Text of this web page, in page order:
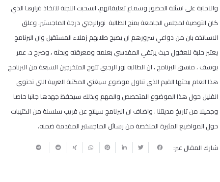
والاجابة على اسئلة الحضور وسماع تعليقاتهم، انسحبت اللجنة لاتخاذ قرارها الذي
كان التوصية لمجلس الجامعة بمنح الطالبة نورالرجبي درجة الماجستير. وعلق
الاساتذه بان من دواعي سرورهم ان يصبح طلابهم زملاء المستقبل وان البرنامج
يعتبر حلبة للعقول حيث يرتقي المقدسي بعلمه ومعرقته وبحثه ، وصرح د. عمر
يوسف ، منسق البرنامج ، ان الطالبه نور الرجبي تتوج المتخرجين السبعة من البرنامج
هذا العام ببحثها القيم الذي تناول موضوع سيغني المكتبة العربية التي تحتوي
القليل حول هذا الموضوع المتخصص والمهم وبذلك سيحفظ جهدها جانبا خاصا
وجميلا من تاريخ مدينتنا . واضاف ان البرنامج سينتج عن قريب سلسلة من الكتيبات
حول المواضيع المثيرة الملخصة من رسائل الماجستير المقدمة ضمنه.
شارك المقال عبر: